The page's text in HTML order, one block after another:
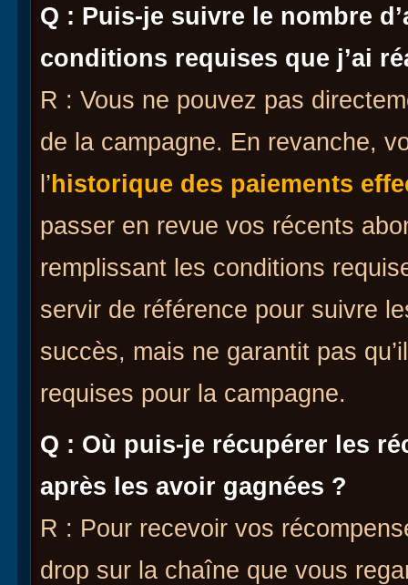
Q : Puis-je suivre le nombre
conditions requises que j’ai
R : Vous ne pouvez pas
de la campagne. En revanche,
l’historique des paiements
passer en revue vos récents
remplissant les conditions
servir de référence pour suivre
succès, mais ne garantit pas
requises pour la campagne.
Q : Où puis-je récupérer les
après les avoir gagnées ?
R : Pour recevoir vos
drop sur la chaîne que vous